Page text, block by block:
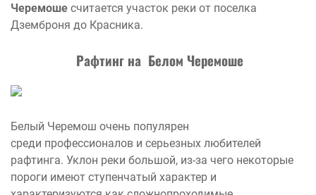
Черемоше считается участок реки от поселка
Дземброня до Красника.
Рафтинг на Белом Черемоше
Белый Черемош очень популярен
среди профессионалов и серьезных любителей
рафтинга. Уклон реки большой, из-за чего некоторые
пороги имеют ступенчатый характер и